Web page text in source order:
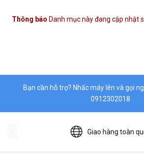
Thông báo Danh mục này đang cập nhật
Bạn cần hỗ trợ? Nhấc máy lên và gọi
0912302018
Giao hàng toàn